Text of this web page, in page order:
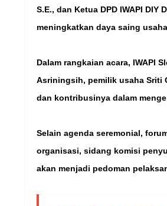
S.E., dan Ketua DPD IWAPI
meningkatkan daya saing
Dalam rangkaian acara, IWAPI
Asriningsih, pemilik usaha Sriti
dan kontribusinya dalam
Selain agenda seremonial,
organisasi, sidang komisi
akan menjadi pedoman